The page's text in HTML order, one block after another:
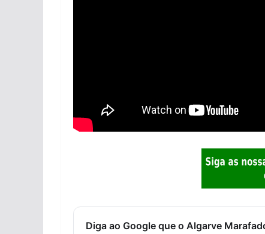
Diga ao Google que o Algarve